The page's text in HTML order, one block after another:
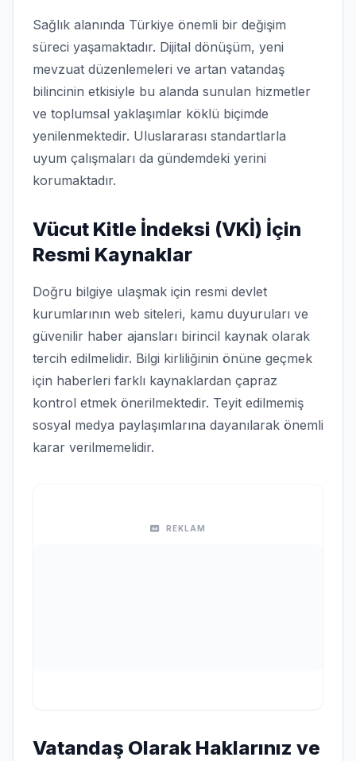
Sağlık alanında Türkiye önemli bir değişim
süreci yaşamaktadır. Dijital dönüşüm, yeni
mevzuat düzenlemeleri ve artan vatandaş
bilincinin etkisiyle bu alanda sunulan hizmetler
ve toplumsal yaklaşımlar köklü biçimde
yenilenmektedir. Uluslararası standartlarla
uyum çalışmaları da gündemdeki yerini
korumaktadır.
Vücut Kitle İndeksi (VKİ) İçin
Resmi Kaynaklar
Doğru bilgiye ulaşmak için resmi devlet
kurumlarının web siteleri, kamu duyuruları ve
güvenilir haber ajansları birincil kaynak olarak
tercih edilmelidir. Bilgi kirliliğinin önüne geçmek
için haberleri farklı kaynaklardan çapraz
kontrol etmek önerilmektedir. Teyit edilmemiş
sosyal medya paylaşımlarına dayanılarak önemli
karar verilmemelidir.
REKLAM
Vatandaş Olarak Haklarınız ve